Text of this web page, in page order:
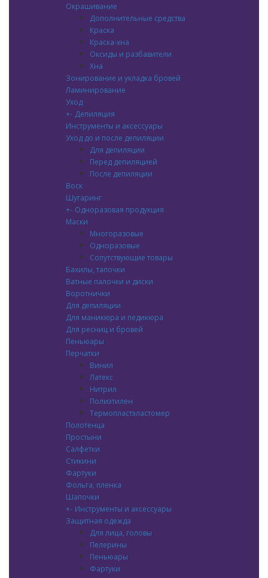
Окрашивание
Дополнительные средства
Краска
Краска-хна
Оксиды и разбавители
Хна
Зонирование и укладка бровей
Ламинирование
Уход
+- Депиляция
Инструменты и аксессуары
Уход до и после депиляции
Для депиляции
Перед депиляцией
После депиляции
Воск
Шугаринг
+- Одноразовая продукция
Маски
Многоразовые
Одноразовые
Сопутствующие товары
Бахилы, тапочки
Ватные палочки и диски
Воротнички
Для депиляции
Для маникюра и педикюра
Для ресниц и бровей
Пеньюары
Перчатки
Винил
Латекс
Нитрил
Полиэтилен
Термопластэластомер
Полотенца
Простыни
Салфетки
Стикини
Фартуки
Фольга, пленка
Шапочки
+- Инструменты и аксессуары
Защитная одежда
Для лица, головы
Пелерины
Пеньюары
Фартуки